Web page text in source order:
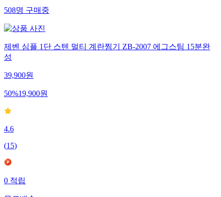
508명구매중
제벤 심플 1단 스텐 멀티 계란찜기 ZB-2007 에그스팀 15분완
성
39,900원
50%19,900원
4.6
(15)
0적립